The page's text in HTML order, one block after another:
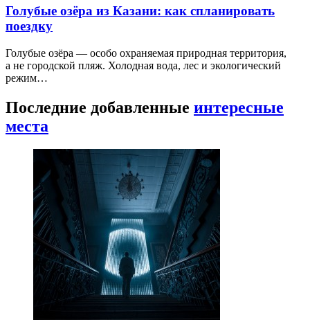
Голубые озёра из Казани: как спланировать
поездку
Голубые озёра — особо охраняемая природная территория,
а не городской пляж. Холодная вода, лес и экологический
режим…
Последние добавленные интересные
места